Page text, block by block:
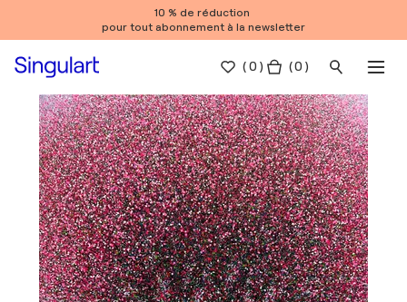
10 % de réduction
pour tout abonnement à la newsletter
(0 ) ( 0 )